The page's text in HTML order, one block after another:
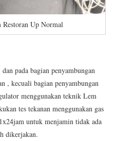
Up Normal
dan pada bagian penyambungan
, kecuali bagian penyambungan
menggunakan teknik Lem
tes tekanan menggunakan gas
untuk menjamin tidak ada
dikerjakan.